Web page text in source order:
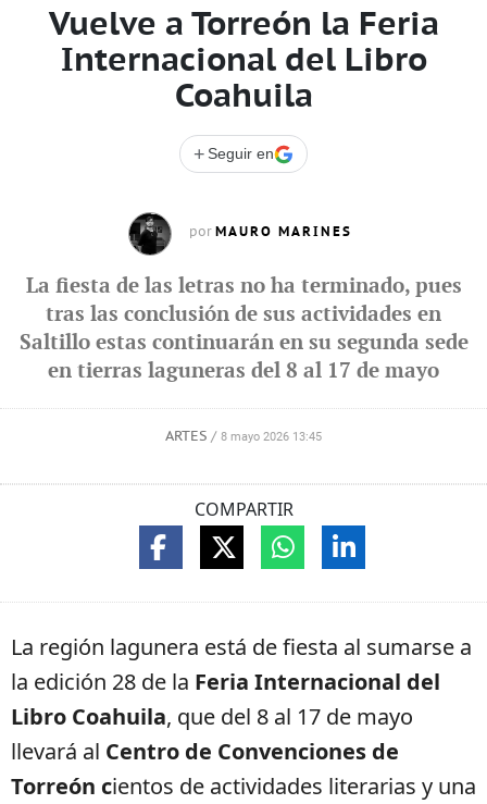
Vuelve a Torreón la Feria
Internacional del Libro
Coahuila
+ Seguir en
por MAURO MARINES
La fiesta de las letras no ha terminado, pues
tras las conclusión de sus actividades en
Saltillo estas continuarán en su segunda sede
en tierras laguneras del 8 al 17 de mayo
ARTES / 8 mayo 2026 13:45
COMPARTIR
La región lagunera está de fiesta al sumarse a
la edición 28 de la Feria Internacional del
Libro Coahuila, que del 8 al 17 de mayo
llevará al Centro de Convenciones de
Torreón cientos de actividades literarias y una